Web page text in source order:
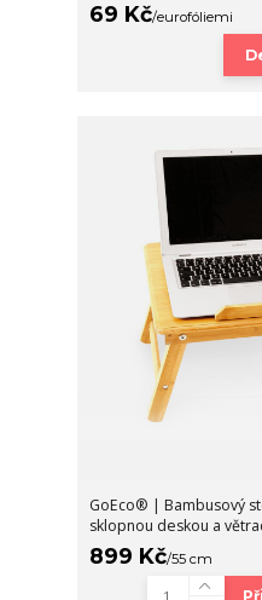
69 Kč/eurofóliemi
GoEco® | Bambusový
sklopnou deskou a
899 Kč/55 cm